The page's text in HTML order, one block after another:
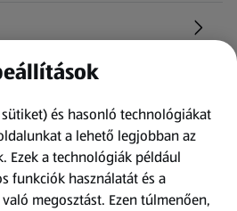
és hasonló technológiákat
a lehető legjobban az
Ezek a technológiák például
funkciók használatát és a
megosztást. Ezen túlmenően,